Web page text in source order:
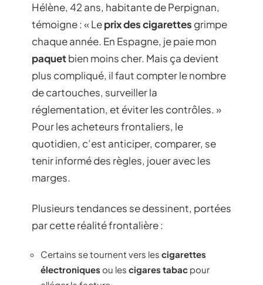
Hélène, 42 ans, habitante de Perpignan,
témoigne : « Leprix des cigarettes grimpe
chaque année. En Espagne, je paie mon
paquetbien moins cher. Mais ça devient
plus compliqué, il faut compter le nombre
de cartouches, surveiller la
réglementation, et éviter les contrôles. »
Pour les acheteurs frontaliers, le
quotidien, c’est anticiper, comparer, se
tenir informé des règles, jouer avec les
marges.
Plusieurs tendances se dessinent, portées
par cette réalité frontalière :
Certains se tournent vers les cigarettes
électroniques ou les cigares tabac pour